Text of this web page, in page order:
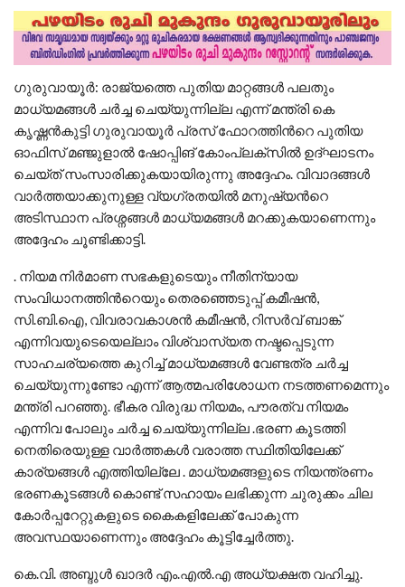
ഗുരുവായൂര്‍: രാജ്യത്തെ പുതിയ മാറ്റങ്ങൾ പലതും
മാധ്യമങ്ങൾ ചർച്ച ചെയ്യുന്നില്ല എന്ന് മന്ത്രി കെ
കൃഷ്ണൻകുട്ടി ഗുരുവായൂർ പ്രസ് ഫോറത്തിൻറെ പുതി‍യ
ഓഫിസ് മഞ്ജുളാൽ ഷോപ്പിങ് കോംപ്ലക്സിൽ ഉദ്ഘാടനം
ചെയ്ത് സംസാരിക്കുകയായിരുന്നു അദ്ദേഹം. വിവാദങ്ങൾ
വാർത്തയാക്കുനുള്ള വ്യഗ്രതയിൽ മനുഷ്യൻറെ
അടിസ്ഥാന പ്രശ്നങ്ങൾ മാധ്യമങ്ങൾ മറക്കുകയാണെന്നും
അദ്ദേഹം ചൂണ്ടിക്കാട്ടി.
. നിയമ നിർമാണ സഭകളുടെയും നീതിന്യായ
സംവിധാനത്തിൻറെയും തെരഞ്ഞെടുപ്പ് കമീഷൻ,
സി.ബി.ഐ, വിവരാവകാശൻ കമീഷൻ, റിസർവ് ബാങ്ക്
എന്നിവയുടെയെല്ലാം വിശ്വാസ്യത നഷ്ടപ്പെടുന്ന
സാഹചര്യത്തെ കുറിച്ച് മാധ്യമങ്ങൾ വേണ്ടത്ര ചർച്ച
ചെയ്യുന്നുണ്ടോ എന്ന് ആത്മപരിശോധന നടത്തണമെന്നും
മന്ത്രി പറഞ്ഞു. ഭീകര വിരുദ്ധ നിയമം, പൗരത്വ നിയമം
എന്നിവ പോലും ചർച്ച ചെയ്യുന്നില്ല .ഭരണ കൂടത്തി
നെതിരെയുള്ള വാർത്തകൾ വരാത്ത സ്ഥിതിയിലേക്ക്
കാര്യങ്ങൾ എത്തിയില്ലേ . മാധ്യമങ്ങളുടെ നിയന്ത്രണം
ഭരണകൂടങ്ങൾ കൊണ്ട് സഹായം ലഭിക്കുന്ന ചുരുക്കം ചില
കോർപ്പറേറ്റുകളുടെ കൈകളിലേക്ക് പോകുന്ന
അവസ്ഥയാണെന്നും അദ്ദേഹം കൂട്ടിച്ചേർത്തു.
കെ.വി. അബ്ദുൾ ഖാദർ എം.എൽ.എ അധ്യക്ഷത വഹിച്ചു.